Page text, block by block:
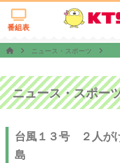
番組表
ニュース・スポーツ
ニュース・スポー
台風１３号 ２人
島